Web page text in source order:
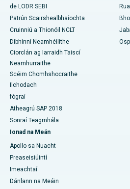
de LODR SEBI
Patrún Scairshealbhaíochta
Cruinniú a Thionóil NCLT
Díbhinní Neamhéilithe
Ciorclán ag Iarraidh Taiscí
Neamhurraithe
Scéim Chomhshocraithe
Ilchodach
fógraí
Atheagrú SAP 2018
Sonraí Teagmhála
Ionad na Meán
Apollo sa Nuacht
Preaseisiúintí
Imeachtaí
Dánlann na Meáin